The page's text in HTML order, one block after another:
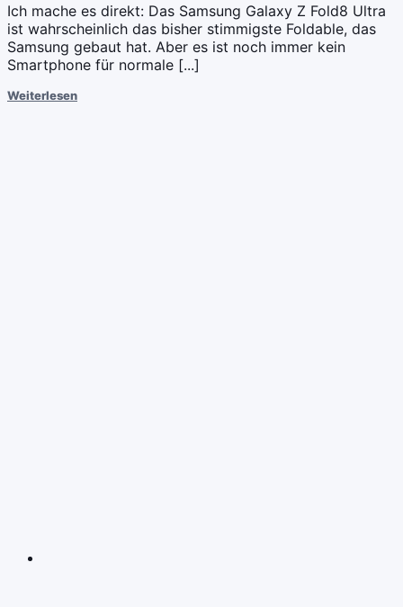
Ich mache es direkt: Das Samsung Galaxy Z Fold8 Ultra
ist wahrscheinlich das bisher stimmigste Foldable, das
Samsung gebaut hat. Aber es ist noch immer kein
Smartphone für normale [...]
Weiterlesen